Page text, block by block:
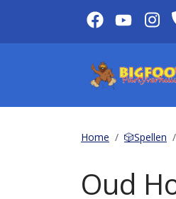
Home 🎲Spellen
Oud